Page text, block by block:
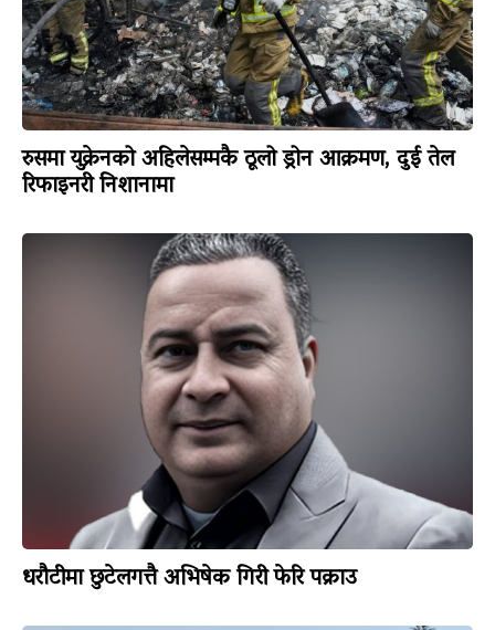
रुसमा युक्रेनको अहिलेसम्मकै ठूलो ड्रोन आक्रमण, दुई तेल
रिफाइनरी निशानामा
धरौटीमा छुटेलगत्तै अभिषेक गिरी फेरि पक्राउ